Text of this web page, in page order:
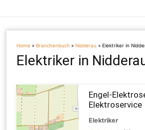
Home »Branchenbuch »Nidderau »Elektriker in
Elektriker in
Engel-
Elektroservice
Elektriker